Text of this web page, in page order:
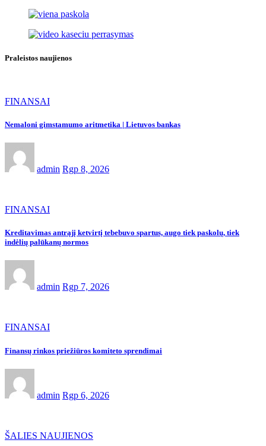
Praleistos naujienos
FINANSAI
Nemaloni gimstamumo aritmetika | Lietuvos bankas
admin Rgp 8, 2026
FINANSAI
Kreditavimas antrąjį ketvirtį tebebuvo spartus, augo tiek paskolų, tiek
indėlių palūkanų normos
admin Rgp 7, 2026
FINANSAI
Finansų rinkos priežiūros komiteto sprendimai
admin Rgp 6, 2026
ŠALIES NAUJIENOS